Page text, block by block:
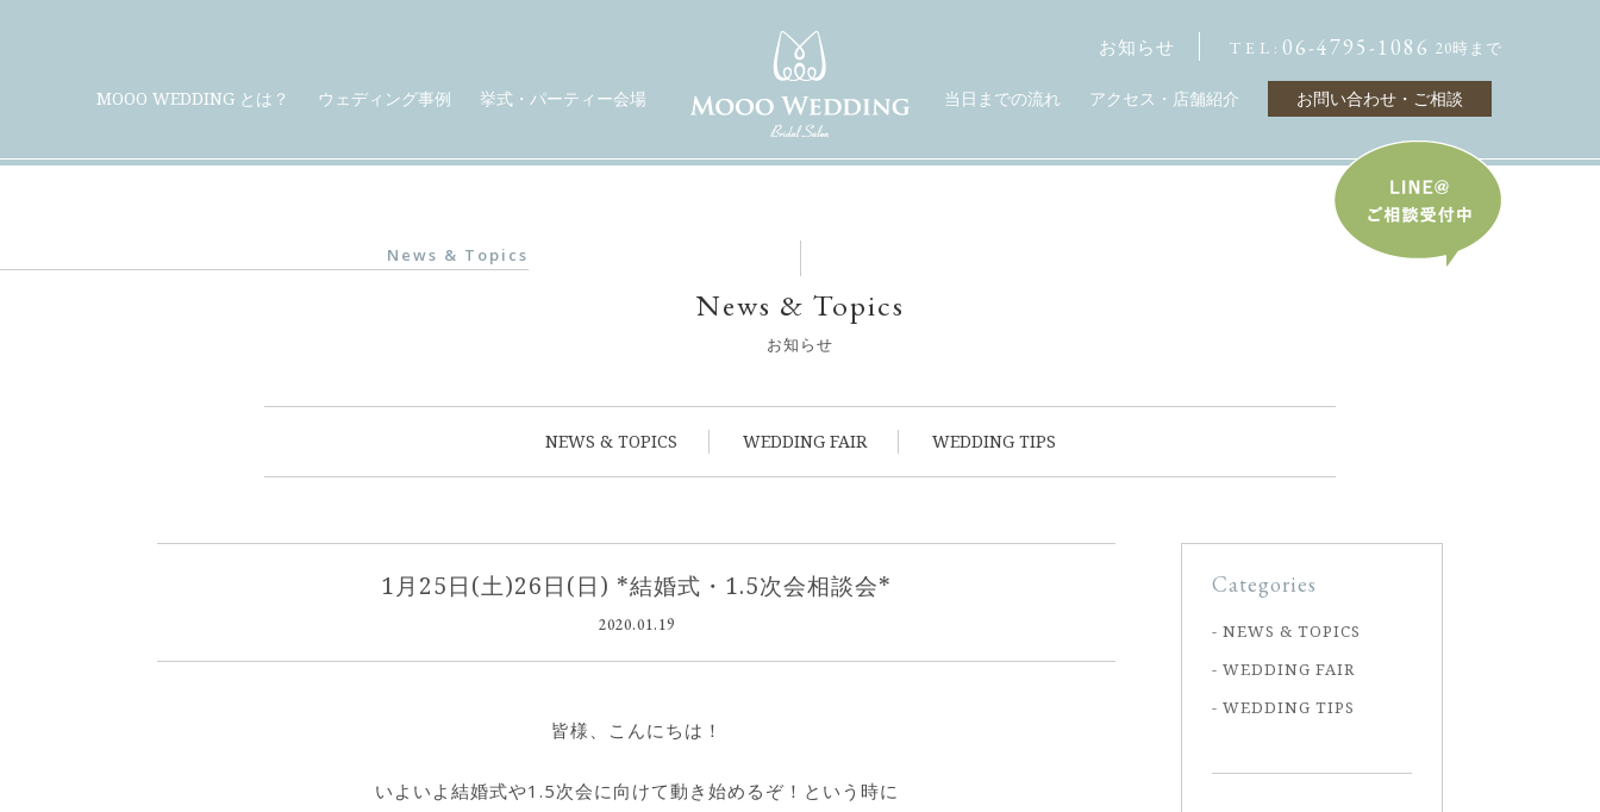
お知らせ TEL: 06-4795-1086 20時まで
MOOO WEDDING とは？ ウェディング事例 挙式・パーティー会場 当日までの流れ アクセス・店舗紹介 お問い合わせ・ご相談
News & Topics
News & Topics
お知らせ
NEWS & TOPICS WEDDING FAIR WEDDING TIPS
1月25日(土)26日(日) *結婚式・1.5次会相談会*
2020.01.19
皆様、こんにちは！
いよいよ結婚式や1.5次会に向けて動き始めるぞ！という時に
Categories
NEWS & TOPICS
WEDDING FAIR
WEDDING TIPS